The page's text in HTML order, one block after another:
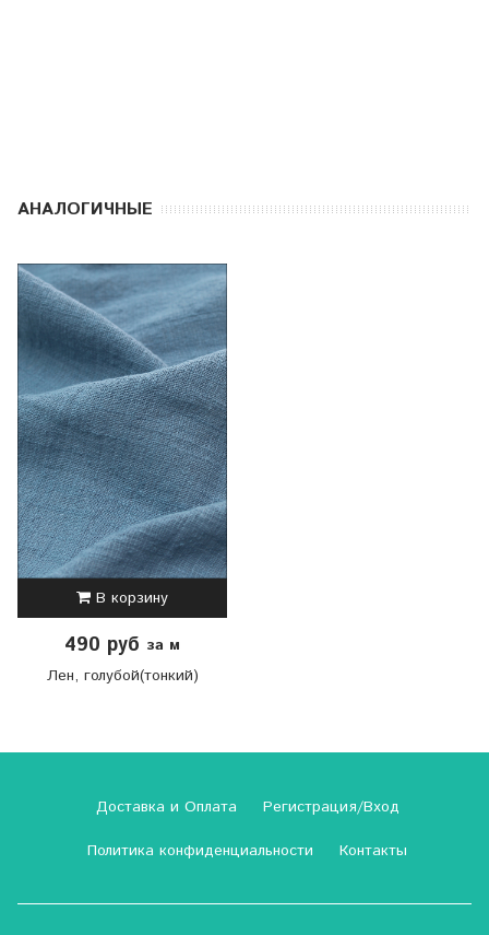
АНАЛОГИЧНЫЕ
В корзину
490 руб за м
Лен, голубой(тонкий)
Доставка и Оплата
Регистрация/Вход
Политика конфиденциальности
Контакты